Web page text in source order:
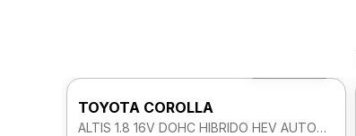
TOYOTA COROLLA
ALTIS 1.8 16V DOHC HIBRIDO HEV AUTOMATICO